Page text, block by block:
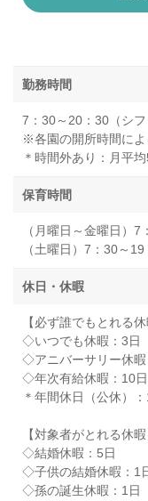
勤務時間
7：30～20：30（シフ
※各園の開所時間によ
＊時間外あり：月平
保育時間
（月曜日～金曜日）
（土曜日）7：30～
休日・休暇
【必ず誰でもとれる休
◇いつでも休暇：3日
◇アニバーサリー休暇
◇年次有給休暇：10日
＊年間休日（公休）
【対象者がとれる休暇
◇結婚休暇：5日
◇子供の結婚休暇：1
◇孫の誕生休暇：1日